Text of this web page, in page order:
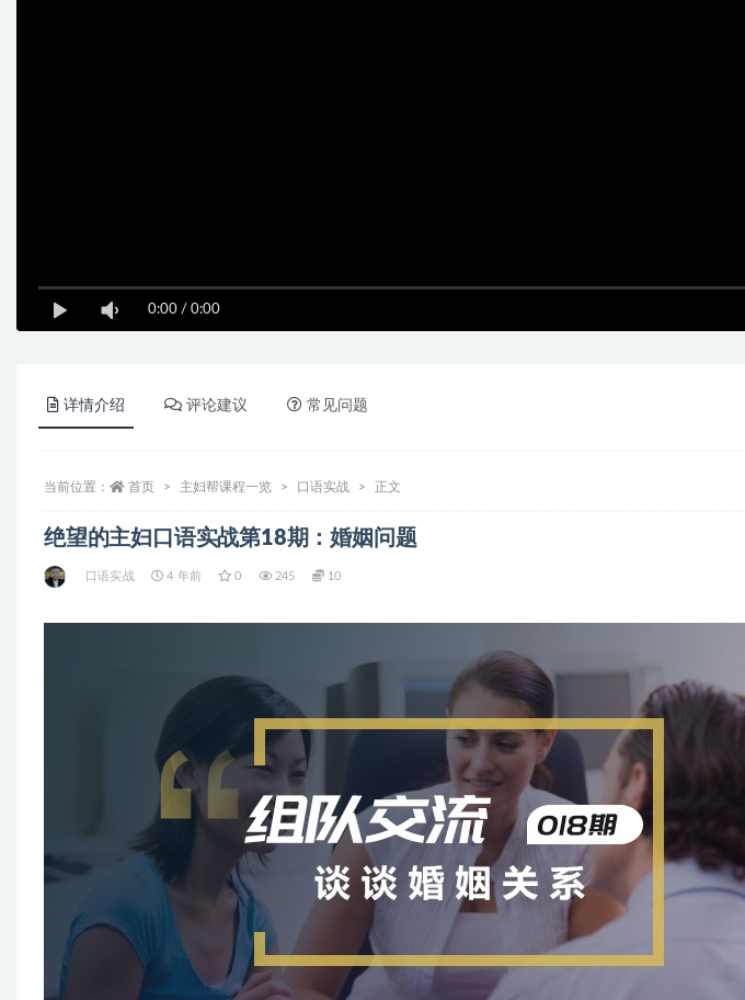
0:00 / 0:00
详情介绍 评论建议 常见问题
当前位置： 首页 主妇帮课程一览 口语实战 正文
绝望的主妇口语实战第18期：婚姻问题
口语实战 4 年前 0 245 10